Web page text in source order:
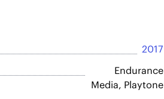
2017
Endurance
Media, Playtone